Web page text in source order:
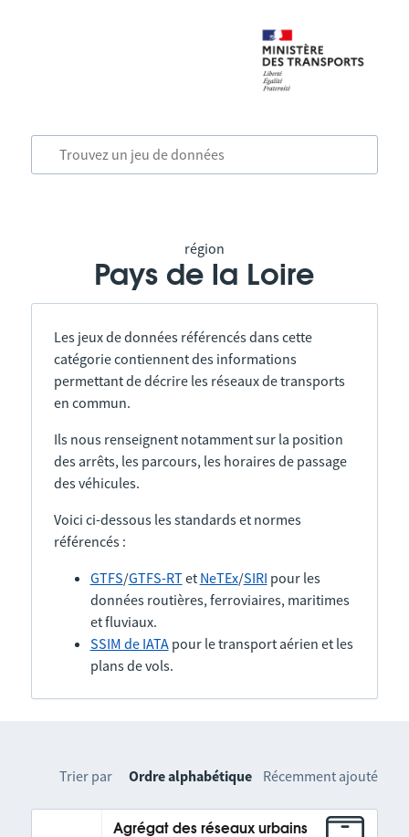
région
Pays de la Loire
Les jeux de données référencés dans cette
catégorie contiennent des informations
permettant de décrire les réseaux de transports
en commun.
Ils nous renseignent notamment sur la position
des arrêts, les parcours, les horaires de passage
des véhicules.
Voici ci-dessous les standards et normes
référencés :
GTFS/GTFS-RTet NeTEx/SIRI pour les
données routières, ferroviaires, maritimes
et fluviaux.
SSIM de IATApour le transport aérien et les
plans de vols.
Trier par Ordre alphabétique Récemment ajouté
Agrégat des réseaux urbains